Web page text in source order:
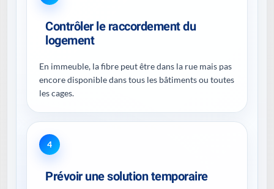
Contrôler le raccordement du
logement
En immeuble, la fibre peut être dans la rue mais pas
encore disponible dans tous les bâtiments ou toutes
les cages.
4
Prévoir une solution temporaire